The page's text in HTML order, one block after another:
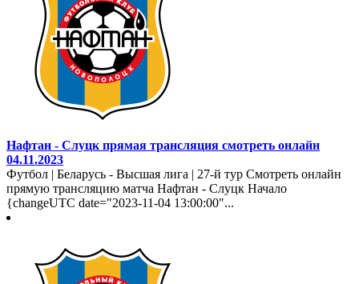
Нафтан - Слуцк прямая трансляция смотреть онлайн
04.11.2023
Футбол | Беларусь - Высшая лига | 27-й тур Смотреть онлайн
прямую трансляцию матча Нафтан - Слуцк Начало
{changeUTC date="2023-11-04 13:00:00"...